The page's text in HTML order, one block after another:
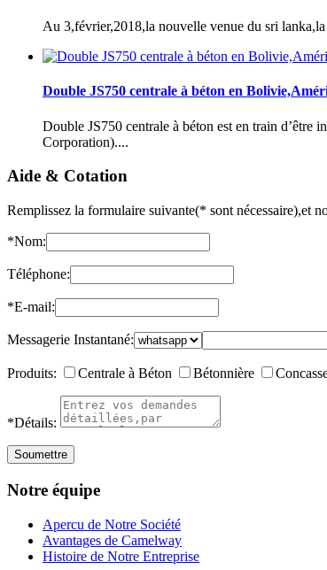
Au 3,février,2018,la nouvelle venue du sri
Double JS750 centrale à béton en
Double JS750 centrale à béton est en train
Corporation)....
Aide & Cotation
Remplissez la formulaire suivante(* sont nécessaire),et
*Nom:
Téléphone:
*E-mail:
Messagerie Instantané:
Produits: Centrale à Béton Bétonnière
*Détails:
Notre équipe
Apercu de Notre Société
Avantages de Camelway
Histoire de Notre Entreprise